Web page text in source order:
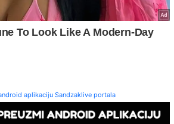
aplikaciju Sandzaklive portala